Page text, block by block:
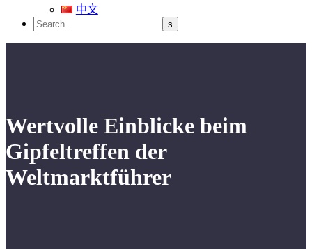
中文
Wertvolle Einblicke beim
Gipfeltreffen der
Weltmarktführer